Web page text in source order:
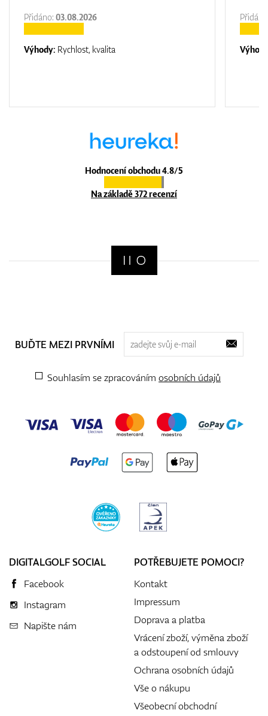
Hodnocení obchodu 4.8/5
Na základě 372 recenzí
Přidáno: 03.08.2026
Výhody: Rychlost, kvalita
BUĎTE MEZI PRVNÍMI
Souhlasím se zpracováním osobních údajů
DIGITALGOLF SOCIAL
Facebook
Instagram
Napište nám
POTŘEBUJETE POMOCI?
Kontakt
Impressum
Doprava a platba
Vrácení zboží, výměna zboží
a odstoupení od smlouvy
Ochrana osobních údajů
Vše o nákupu
Všeobecní obchodní